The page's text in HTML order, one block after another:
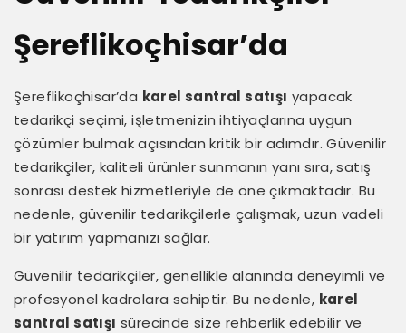
Şereflikoçhisar’da
Şereflikoçhisar’da karel santral satışı yapacak
tedarikçi seçimi, işletmenizin ihtiyaçlarına uygun
çözümler bulmak açısından kritik bir adımdır. Güvenilir
tedarikçiler, kaliteli ürünler sunmanın yanı sıra, satış
sonrası destek hizmetleriyle de öne çıkmaktadır. Bu
nedenle, güvenilir tedarikçilerle çalışmak, uzun vadeli
bir yatırım yapmanızı sağlar.
Güvenilir tedarikçiler, genellikle alanında deneyimli ve
profesyonel kadrolara sahiptir. Bu nedenle, karel
santral satışı sürecinde size rehberlik edebilir ve